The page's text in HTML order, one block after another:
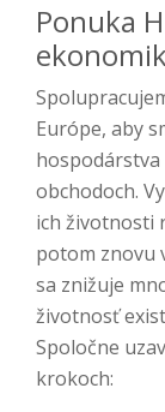
Ponuka
Európe, aby
obchodoch.
ich životnosti
potom znovu
sa znižuje
životnosť
Spoločne
krokoch: